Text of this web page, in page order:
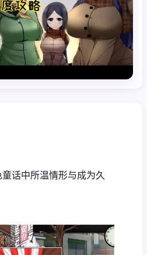
话中所温情形与成为久